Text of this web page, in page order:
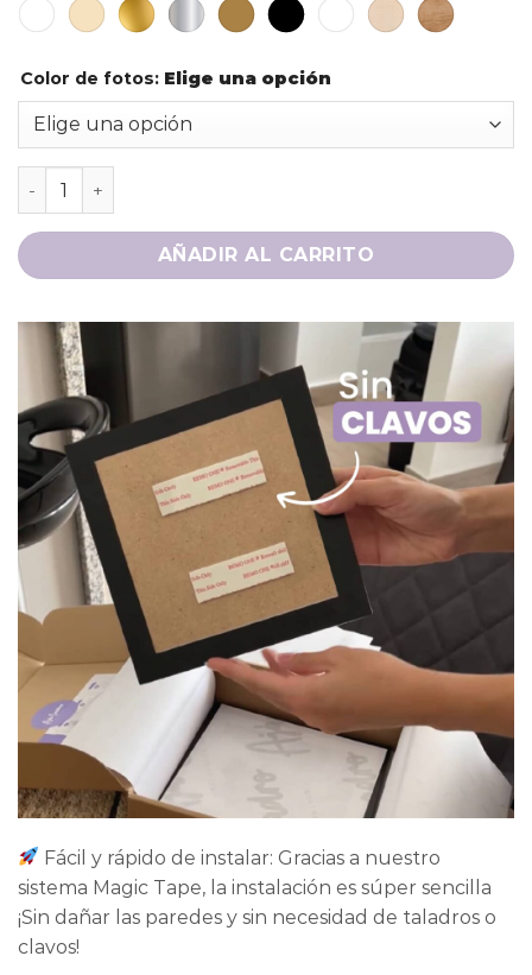
Color de fotos: Elige una opción
AÑADIR AL CARRITO
Fácil y rápido de instalar: Gracias a nuestro
sistema Magic Tape, la instalación es súper sencilla
¡Sin dañar las paredes y sin necesidad de taladros o
clavos!